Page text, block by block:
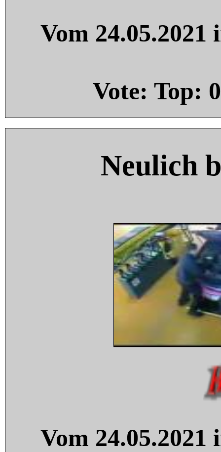
Vom
Vote: Top: 0
Neulich
Vom